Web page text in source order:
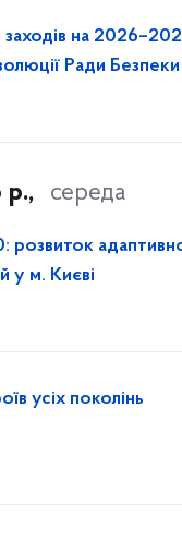
на
Ради
р., середа
розвиток
у м. Києві
усіх поколінь